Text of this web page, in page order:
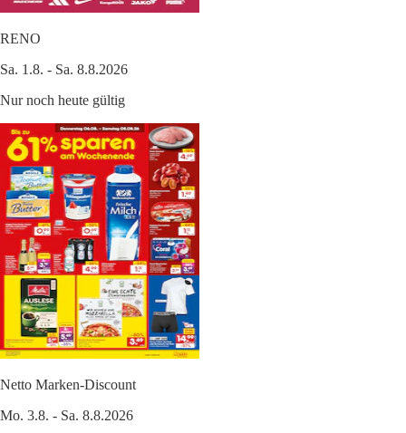
RENO
Sa. 1.8. - Sa. 8.8.2026
Nur noch heute gültig
Netto Marken-Discount
Mo. 3.8. - Sa. 8.8.2026